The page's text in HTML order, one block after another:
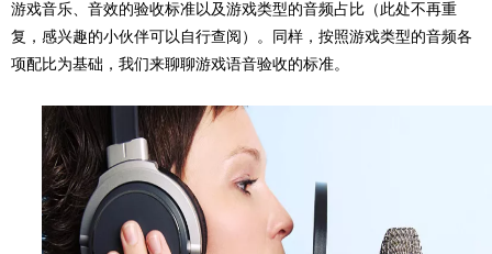
游戏音乐、音效的验收标准以及游戏类型的音频占比（此处不再重
复，感兴趣的小伙伴可以自行查阅）。同样，按照游戏类型的音频各
项配比为基础，我们来聊聊游戏语音验收的标准。